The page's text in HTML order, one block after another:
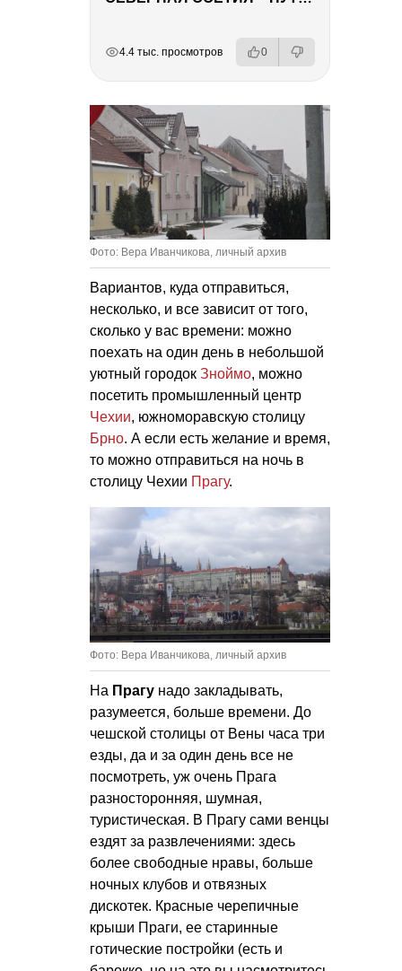
4.4 тыс. просмотров 0
Фото: Вера Иванчикова, личный архив
Вариантов, куда отправиться,
несколько, и все зависит от того,
сколько у вас времени: можно
поехать на один день в небольшой
уютный городок Зноймо, можно
посетить промышленный центр
Чехии, южноморавскую столицу
Брно. А если есть желание и время,
то можно отправиться на ночь в
столицу Чехии Прагу.
Фото: Вера Иванчикова, личный архив
На Прагу надо закладывать,
разумеется, больше времени. До
чешской столицы от Вены часа три
езды, да и за один день все не
посмотреть, уж очень Прага
разносторонняя, шумная,
туристическая. В Прагу сами венцы
ездят за развлечениями: здесь
более свободные нравы, больше
ночных клубов и отвязных
дискотек. Красные черепичные
крыши Праги, ее старинные
готические постройки (есть и